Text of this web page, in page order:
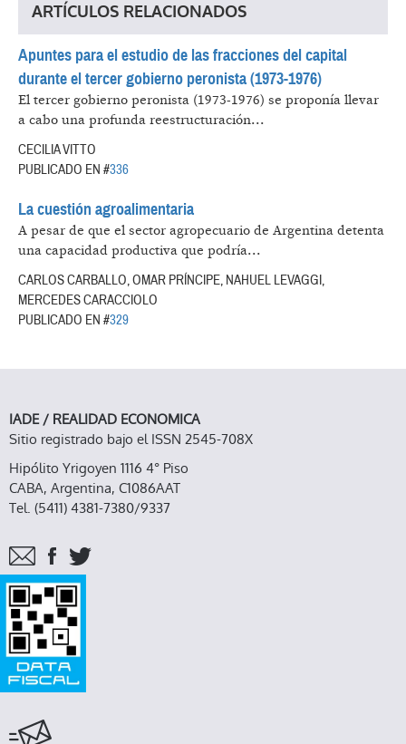
ARTÍCULOS RELACIONADOS
Apuntes para el estudio de las fracciones del capital
durante el tercer gobierno peronista (1973-1976)
El tercer gobierno peronista (1973-1976) se proponía llevar
a cabo una profunda reestructuración...
CECILIA VITTO
PUBLICADO EN #336
La cuestión agroalimentaria
A pesar de que el sector agropecuario de Argentina detenta
una capacidad productiva que podría...
CARLOS CARBALLO, OMAR PRÍNCIPE, NAHUEL LEVAGGI,
MERCEDES CARACCIOLO
PUBLICADO EN #329
IADE / REALIDAD ECONOMICA
Sitio registrado bajo el ISSN 2545-708X
Hipólito Yrigoyen 1116 4° Piso
CABA, Argentina, C1086AAT
Tel. (5411) 4381-7380/9337